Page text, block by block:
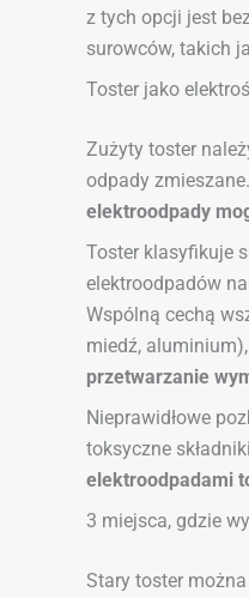
z tych opcji jest
surowców, takich
Toster jako
Zużyty toster
odpady
elektroodpady
Toster klasyfikuje
elektroodpadów
Wspólną cechą
miedź,
przetwarzanie
Nieprawidłowe
toksyczne
elektroodpadami
3 miejsca, gdzie
Stary toster